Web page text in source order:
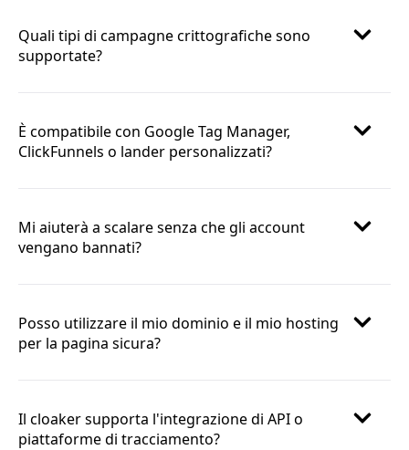
Quali tipi di campagne crittografiche sono
supportate?
È compatibile con Google Tag Manager,
ClickFunnels o lander personalizzati?
Mi aiuterà a scalare senza che gli account
vengano bannati?
Posso utilizzare il mio dominio e il mio hosting
per la pagina sicura?
Il cloaker supporta l'integrazione di API o
piattaforme di tracciamento?